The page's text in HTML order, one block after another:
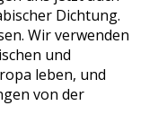
Dichtung.
Wir verwenden
und
leben, und
von der